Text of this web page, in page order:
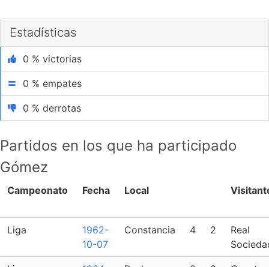
Estadísticas
0 % victorias
0 % empates
0 % derrotas
Partidos en los que ha participado
Gómez
Campeonato Fecha Local
Liga
1962-
10-07
Constancia 4 2
Real